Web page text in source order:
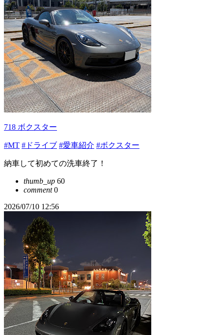
718 ボクスター
#MT #ドライブ #愛車紹介 #ボクスター
納車して初めての洗車終了！
thumb_up 60
comment0
2026/07/10 12:56